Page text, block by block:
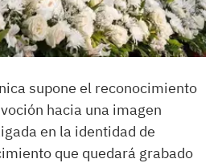
supone el reconocimiento
hacia una imagen
en la identidad de
que quedará grabado